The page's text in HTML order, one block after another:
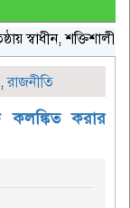
শক্তিশালী
,রাজনীতি
কলঙ্কিত করার